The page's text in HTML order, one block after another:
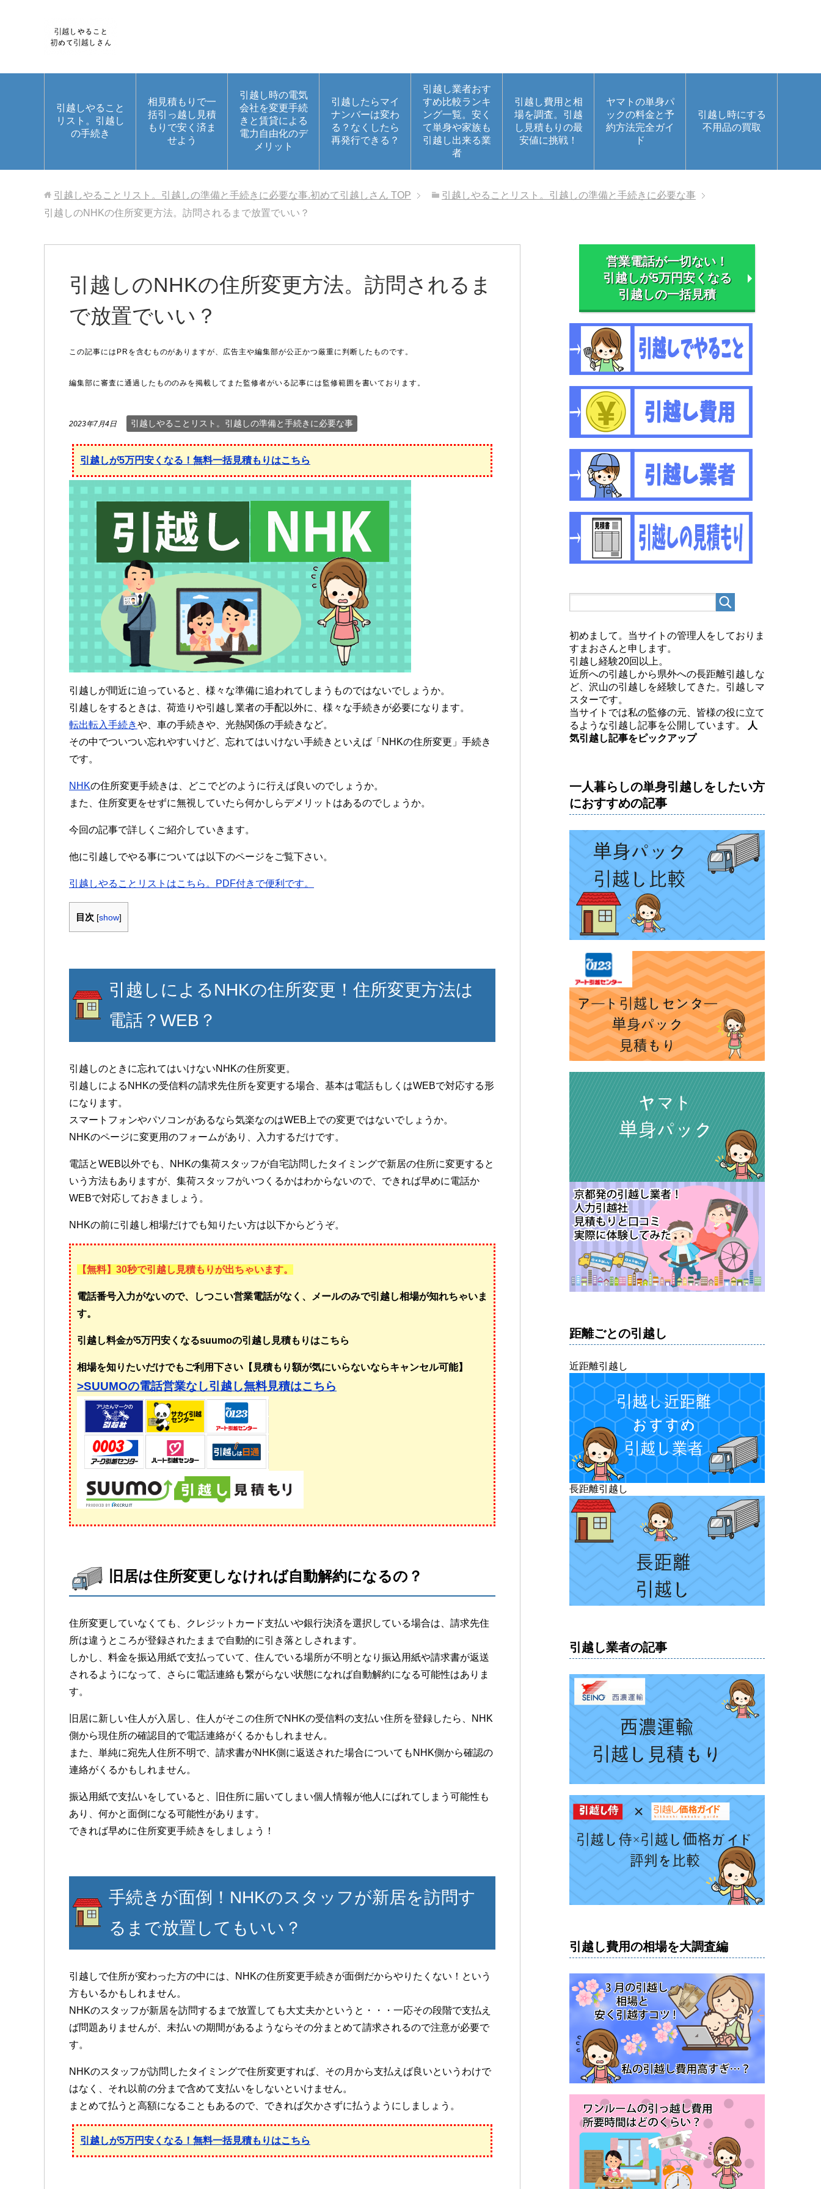
引越しやること
リスト。引越し
の手続き
相見積もりで一
括引っ越し見積
もりで安く済ま
せよう
引越し時の電気
会社を変更手続
きと賃貸による
電力自由化のデ
メリット
引越したらマイ
ナンバーは変わ
る？なくしたら
再発行できる？
引越し業者おす
すめ比較ランキ
ング一覧。安く
て単身や家族も
引越し出来る業
者
引越し費用と相
場を調査。引越
し見積もりの最
安値に挑戦！
ヤマトの単身パ
ックの料金と予
約方法完全ガイ
ド
引越し時にする
不用品の買取
引越しやることリスト。引越しの準備と手続きに必要な事.初めて引越しさん TOP
引越しやることリスト。引越しの準備と手続きに必要な事
引越しのNHKの住所変更方法。訪問されるまで放置でいい？
引越しのNHKの住所変更方法。訪問されるま
で放置でいい？
2023年7月4日 引越しやることリスト。引越しの準備と手続きに必要な事
引越しが5万円安くなる！無料一括見積もりはこちら
引越しが間近に迫っていると、様々な準備に追われてしまうものではないでしょうか。
引越しをするときは、荷造りや引越し業者の手配以外に、様々な手続きが必要になります。
転出転入手続きや、車の手続きや、光熱関係の手続きなど。
その中でついつい忘れやすいけど、忘れてはいけない手続きといえば「NHKの住所変更」手続き
です。
NHKの住所変更手続きは、どこでどのように行えば良いのでしょうか。
また、住所変更をせずに無視していたら何かしらデメリットはあるのでしょうか。
今回の記事で詳しくご紹介していきます。
他に引越しでやる事については以下のページをご覧下さい。
引越しやることリストはこちら。PDF付きで便利です。
目次 [show]
引越しによるNHKの住所変更！住所変更方法は
電話？WEB？
引越しのときに忘れてはいけないNHKの住所変更。
引越しによるNHKの受信料の請求先住所を変更する場合、基本は電話もしくはWEBで対応する形
になります。
スマートフォンやパソコンがあるなら気楽なのはWEB上での変更ではないでしょうか。
NHKのページに変更用のフォームがあり、入力するだけです。
電話とWEB以外でも、NHKの集荷スタッフが自宅訪問したタイミングで新居の住所に変更すると
いう方法もありますが、集荷スタッフがいつくるかはわからないので、できれば早めに電話か
WEBで対応しておきましょう。
NHKの前に引越し相場だけでも知りたい方は以下からどうぞ。
【無料】30秒で引越し見積もりが出ちゃいます。
電話番号入力がないので、しつこい営業電話がなく、メールのみで引越し相場が知れちゃいま
す。
引越し料金が5万円安くなるsuumoの引越し見積もりはこちら
相場を知りたいだけでもご利用下さい【見積もり額が気にいらないならキャンセル可能】
>SUUMOの電話営業なし引越し無料見積はこちら
旧居は住所変更しなければ自動解約になるの？
住所変更していなくても、クレジットカード支払いや銀行決済を選択している場合は、請求先住
所は違うところが登録されたままで自動的に引き落としされます。
しかし、料金を振込用紙で支払っていて、住んでいる場所が不明となり振込用紙や請求書が返送
されるようになって、さらに電話連絡も繋がらない状態になれば自動解約になる可能性はありま
す。
旧居に新しい住人が入居し、住人がそこの住所でNHKの受信料の支払い住所を登録したら、NHK
側から現住所の確認目的で電話連絡がくるかもしれません。
また、単純に宛先人住所不明で、請求書がNHK側に返送された場合についてもNHK側から確認の
連絡がくるかもしれません。
振込用紙で支払いをしていると、旧住所に届いてしまい個人情報が他人にばれてしまう可能性も
あり、何かと面倒になる可能性があります。
できれば早めに住所変更手続きをしましょう！
手続きが面倒！NHKのスタッフが新居を訪問す
るまで放置してもいい？
引越しで住所が変わった方の中には、NHKの住所変更手続きが面倒だからやりたくない！という
方もいるかもしれません。
NHKのスタッフが新居を訪問するまで放置しても大丈夫かというと・・・一応その段階で支払え
ば問題ありませんが、未払いの期間があるようならその分まとめて請求されるので注意が必要で
す。
NHKのスタッフが訪問したタイミングで住所変更すれば、その月から支払えば良いというわけで
はなく、それ以前の分まで含めて支払いをしないといけません。
まとめて払うと高額になることもあるので、できれば欠かさずに払うようにしましょう。
引越しが5万円安くなる！無料一括見積もりはこちら
営業電話が一切ない！
引越しが5万円安くなる
引越しの一括見積
初めまして。当サイトの管理人をしておりま
すまおさんと申します。
引越し経験20回以上。
近所への引越しから県外への長距離引越しな
ど、沢山の引越しを経験してきた。引越しマ
スターです。
当サイトでは私の監修の元、皆様の役に立て
るような引越し記事を公開しています。
人
気引越し記事をピックアップ
一人暮らしの単身引越しをしたい方
におすすめの記事
距離ごとの引越し
近距離引越し
長距離引越し
引越し業者の記事
引越し費用の相場を大調査編